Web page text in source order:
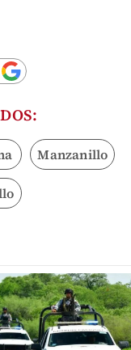
Manzanillo